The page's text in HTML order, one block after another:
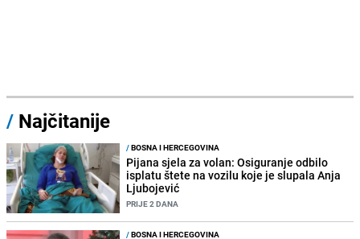
/ Najčitanije
/BOSNA I HERCEGOVINA
Pijana sjela za volan: Osiguranje odbilo
isplatu štete na vozilu koje je slupala Anja
Ljubojević
PRIJE 2 DANA
/BOSNA I HERCEGOVINA